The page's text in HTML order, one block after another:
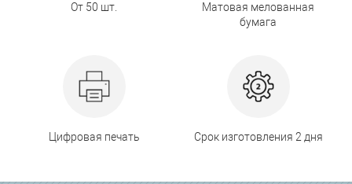
От 50 шт.
Матовая мелованная
бумага
Цифровая печать Срок изготовления 2 дня